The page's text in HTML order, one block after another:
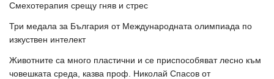
Смехотерапия срещу гняв и стрес
Три медала за България от Международната олимпиада по
изкуствен интелект
Животните са много пластични и се приспособяват лесно към
човешката среда, казва проф. Николай Спасов от